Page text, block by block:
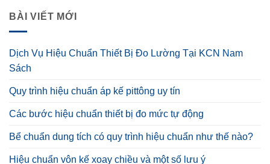
BÀI VIẾT MỚI
Dịch Vụ Hiệu Chuẩn Thiết Bị Đo Lường Tại KCN Nam
Sách
Quy trình hiệu chuẩn áp kế pittông uy tín
Các bước hiệu chuẩn thiết bị đo mức tự động
Bể chuẩn dung tích có quy trình hiệu chuẩn như thế nào?
Hiệu chuẩn vôn kế xoay chiều và một số lưu ý